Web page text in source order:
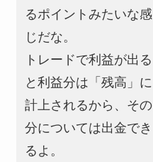
るポイントみたいな感
じだな。
トレードで利益が出る
と利益分は「残高」に
計上されるから、その
分については出金でき
るよ。